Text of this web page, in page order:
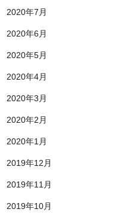
2020年7月
2020年6月
2020年5月
2020年4月
2020年3月
2020年2月
2020年1月
2019年12月
2019年11月
2019年10月